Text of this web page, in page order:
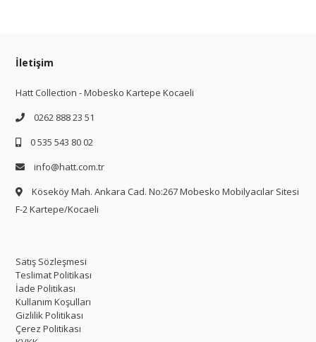
İletişim
Hatt Collection - Mobesko Kartepe Kocaeli
0262 888 23 51
0 535 543 80 02
info@hatt.com.tr
Köseköy Mah. Ankara Cad. No:267 Mobesko Mobilyacılar Sitesi
F-2 Kartepe/Kocaeli
Satış Sözleşmesi
Teslimat Politikası
İade Politikası
Kullanım Koşulları
Gizlilik Politikası
Çerez Politikası